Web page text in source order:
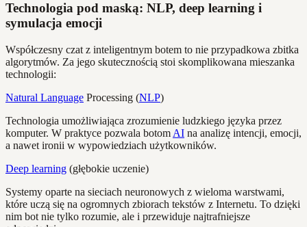
Technologia pod maską: NLP, deep learning i
symulacja emocji
Współczesny czat z inteligentnym botem to nie przypadkowa zbitka
algorytmów. Za jego skutecznością stoi skomplikowana mieszanka
technologii:
Natural Language Processing (NLP)
Technologia umożliwiająca zrozumienie ludzkiego języka przez
komputer. W praktyce pozwala botom AI na analizę intencji, emocji,
a nawet ironii w wypowiedziach użytkowników.
Deep learning (głębokie uczenie)
Systemy oparte na sieciach neuronowych z wieloma warstwami,
które uczą się na ogromnych zbiorach tekstów z Internetu. To dzięki
nim bot nie tylko rozumie, ale i przewiduje najtrafniejsze